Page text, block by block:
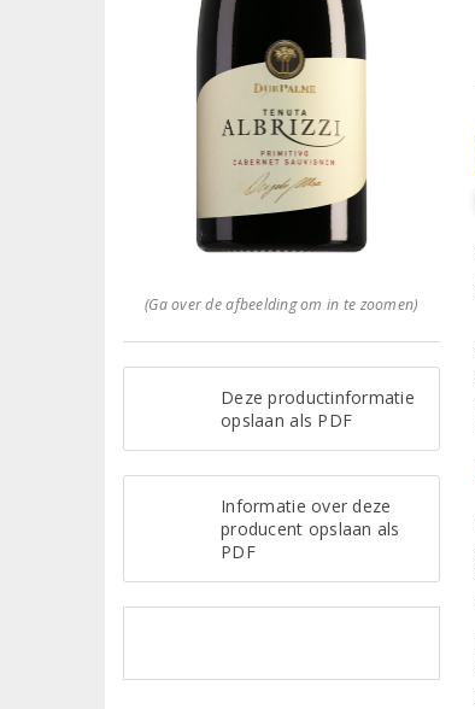
(Ga over de afbeelding om in te zoomen)
Deze productinformatie
opslaan als PDF
Informatie over deze
producent opslaan als
PDF